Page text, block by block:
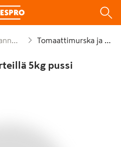
Tomaattimurska ja -pyre
5kg pussi